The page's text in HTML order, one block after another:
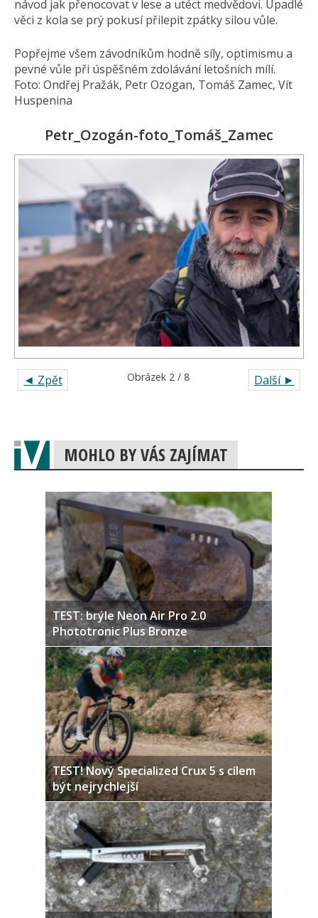
návod jak přenocovat v lese a utéct medvědovi. Upadlé
věci z kola se prý pokusí přilepit zpátky silou vůle.
Popřejme všem závodníkům hodně síly, optimismu a
pevné vůle při úspěšném zdolávání letošních mílí.
Foto: Ondřej Pražák, Petr Ozogan, Tomáš Zamec, Vít
Huspenina
Petr_Ozogán-foto_Tomáš_Zamec
◄ Zpět Další ►
Obrázek 2 / 8
MOHLO BY VÁS ZAJÍMAT
TEST: brýle Neon Air Pro 2.0
Phototronic Plus Bronze
TEST! Nový Specialized Crux 5 s cílem
být nejrychlejší